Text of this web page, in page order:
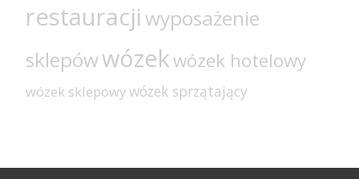
restauracjiwyposażenie
sklepówwózekwózek hotelowy
wózek sklepowywózek sprzątający